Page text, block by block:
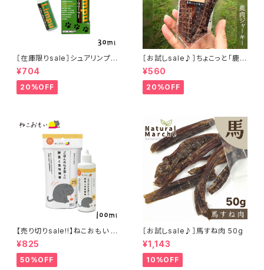
［在庫限りsale］シュアリンプウ
イヤークリーナー 30ml
¥704
20%OFF
［お試しsale♪］ちょこっと「鹿肉
ジャーキー」ジビエ鹿 おやつ
¥560
20%OFF
【売り切りsale!!】ねこおもい 猫
ご飯の吐き戻しに 酵素と食物繊
維 100ml
¥825
50%OFF
［お試しsale♪］馬すね肉 50g
¥1,143
10%OFF